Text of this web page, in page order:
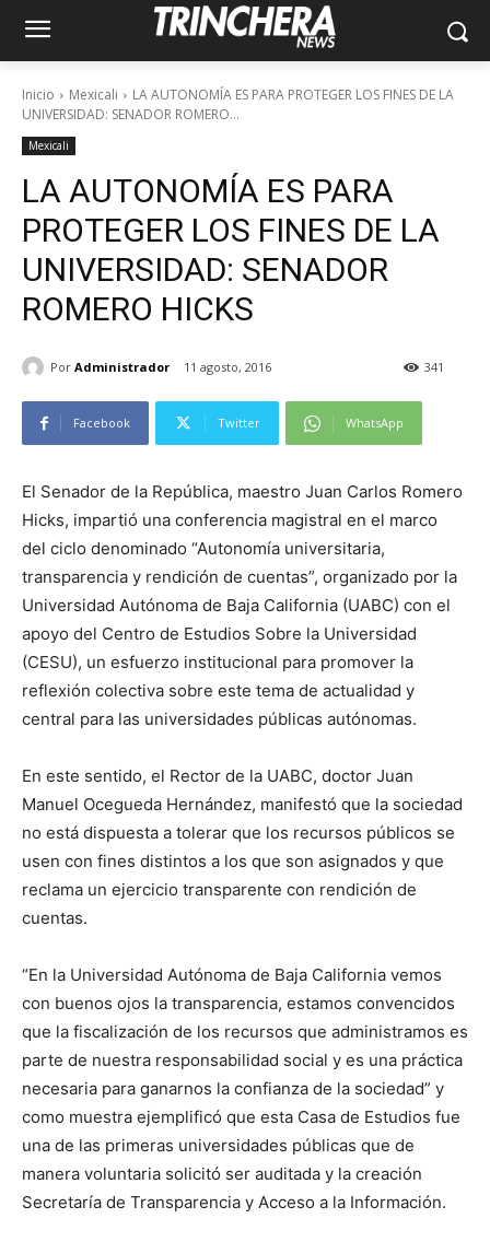
Inicio Mexicali
LA AUTONOMÍA ES PARA PROTEGER LOS FINES DE LA
UNIVERSIDAD: SENADOR ROMERO...
Mexicali
LA AUTONOMÍA ES PARA
PROTEGER LOS FINES DE LA
UNIVERSIDAD: SENADOR
ROMERO HICKS
Por Administrador 11 agosto, 2016 341
Facebook Twitter WhatsApp
El Senador de la República, maestro Juan Carlos Romero
Hicks, impartió una conferencia magistral en el marco
del ciclo denominado “Autonomía universitaria,
transparencia y rendición de cuentas”, organizado por la
Universidad Autónoma de Baja California (UABC) con el
apoyo del Centro de Estudios Sobre la Universidad
(CESU), un esfuerzo institucional para promover la
reflexión colectiva sobre este tema de actualidad y
central para las universidades públicas autónomas.
En este sentido, el Rector de la UABC, doctor Juan
Manuel Ocegueda Hernández, manifestó que la sociedad
no está dispuesta a tolerar que los recursos públicos se
usen con fines distintos a los que son asignados y que
reclama un ejercicio transparente con rendición de
cuentas.
“En la Universidad Autónoma de Baja California vemos
con buenos ojos la transparencia, estamos convencidos
que la fiscalización de los recursos que administramos es
parte de nuestra responsabilidad social y es una práctica
necesaria para ganarnos la confianza de la sociedad” y
como muestra ejemplificó que esta Casa de Estudios fue
una de las primeras universidades públicas que de
manera voluntaria solicitó ser auditada y la creación
Secretaría de Transparencia y Acceso a la Información.